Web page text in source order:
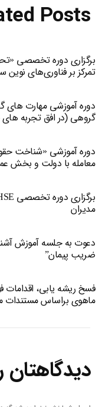
Posts
برگزاری دوره تخصصی
تمرکز بر فناوری‌های نوین
دوره آموزشی مهارت
گروهی (در افق تجربه
دوره آموزشی «شناخت
معامله با دولت و بخش
مدیران
دعوت به جلسه آموزش
ضریب پیمان”
فسخ ریشه یابی،
ماهوی براساس مستندات
دیدگاهتان